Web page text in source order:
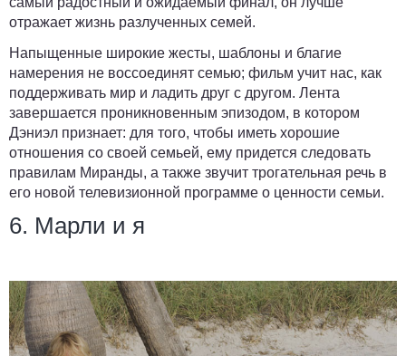
отражает жизнь разлученных семей.
Напыщенные широкие жесты, шаблоны и благие
намерения не воссоединят семью; фильм учит нас, как
поддерживать мир и ладить друг с другом. Лента
завершается проникновенным эпизодом, в котором
Дэниэл признает: для того, чтобы иметь хорошие
отношения со своей семьей, ему придется следовать
правилам Миранды, а также звучит трогательная речь в
его новой телевизионной программе о ценности семьи.
6. Марли и я